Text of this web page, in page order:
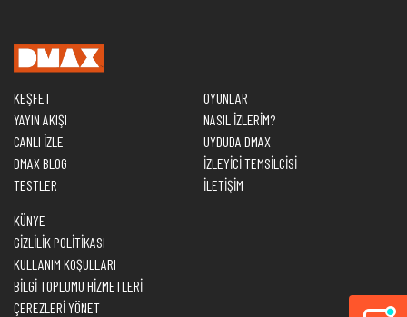
KEŞFET
YAYIN AKIŞI
CANLI İZLE
DMAX BLOG
TESTLER
OYUNLAR
NASIL İZLERİM?
UYDUDA DMAX
İZLEYİCİ TEMSİLCİSİ
İLETİŞİM
KÜNYE
GİZLİLİK POLİTİKASI
KULLANIM KOŞULLARI
BİLGİ TOPLUMU HİZMETLERİ
ÇEREZLERİ YÖNET